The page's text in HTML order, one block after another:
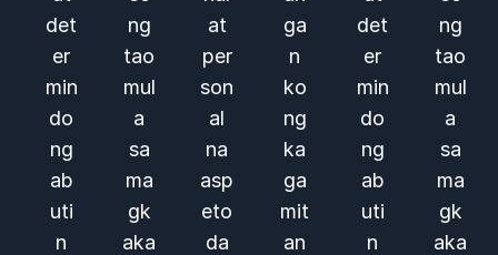
det
er
min
do
ng
ab
uti
n
ng
tao
mul
a
sa
ma
gk
aka
at
per
son
al
na
asp
eto
da
ga
n
ko
ng
ka
ga
mit
an
det
er
min
do
ng
ab
uti
n
ng
tao
mul
a
sa
ma
gk
aka